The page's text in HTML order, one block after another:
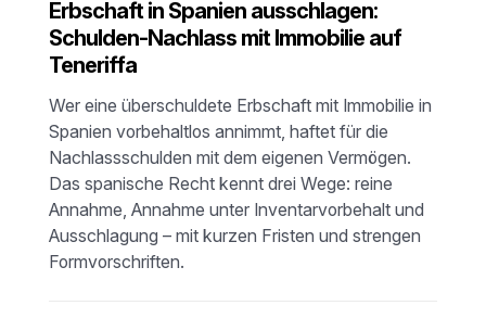
Erbschaft in Spanien ausschlagen:
Schulden-Nachlass mit Immobilie auf
Teneriffa
Wer eine überschuldete Erbschaft mit Immobilie in
Spanien vorbehaltlos annimmt, haftet für die
Nachlassschulden mit dem eigenen Vermögen.
Das spanische Recht kennt drei Wege: reine
Annahme, Annahme unter Inventarvorbehalt und
Ausschlagung – mit kurzen Fristen und strengen
Formvorschriften.